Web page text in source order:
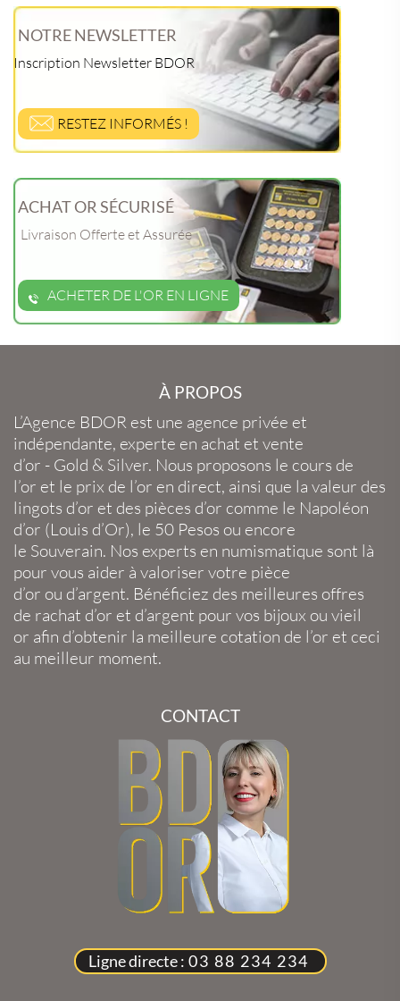
NOTRE NEWSLETTER
Inscription Newsletter BDOR
RESTEZ INFORMÉS !
ACHAT OR SÉCURISÉ
Livraison Offerte et Assurée
ACHETER DE L'OR EN LIGNE
À PROPOS
L’Agence BDOR est une agence privée et
indépendante, experte en achat et vente
d’or - Gold & Silver. Nous proposons le cours de
l’or et le prix de l’or en direct, ainsi que la valeur des
lingots d’or et des pièces d’or comme le Napoléon
d’or (Louis d’Or), le 50 Pesos ou encore
le Souverain. Nos experts en numismatique sont là
pour vous aider à valoriser votre pièce
d’or ou d’argent. Bénéficiez des meilleures offres
de rachat d’or et d’argent pour vos bijoux ou vieil
or afin d’obtenir la meilleure cotation de l’or et ceci
au meilleur moment.
CONTACT
Ligne directe : 03 88 234 234